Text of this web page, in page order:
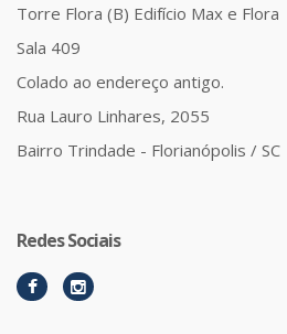
Torre Flora (B) Edifício Max e Flora
Sala 409
Colado ao endereço antigo.
Rua Lauro Linhares, 2055
Bairro Trindade - Florianópolis / SC
Redes Sociais